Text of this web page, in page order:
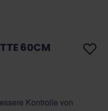
60CM
Kontrolle von